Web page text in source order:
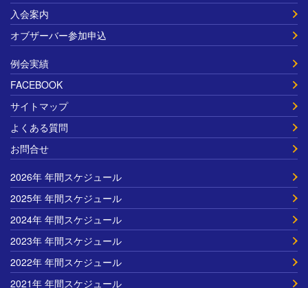
入会案内
オブザーバー参加申込
例会実績
FACEBOOK
サイトマップ
よくある質問
お問合せ
2026年 年間スケジュール
2025年 年間スケジュール
2024年 年間スケジュール
2023年 年間スケジュール
2022年 年間スケジュール
2021年 年間スケジュール